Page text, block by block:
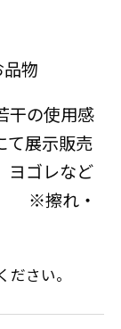
物
干の使用感
て展示販売
ヨゴレなど
※擦れ・
さい。